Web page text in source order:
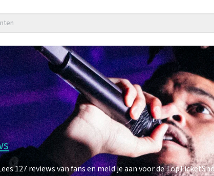
127 reviews van fans en meld je aan voor de